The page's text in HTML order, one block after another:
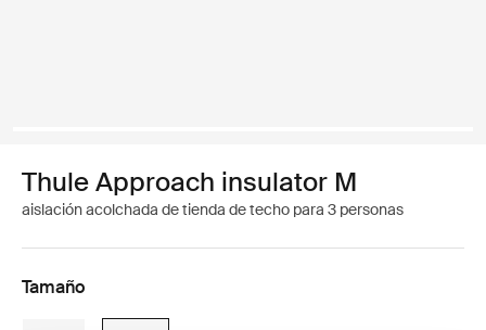
Thule Approach insulator M
aislación acolchada de tienda de techo para 3 personas
Tamaño